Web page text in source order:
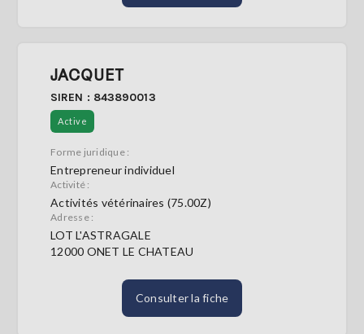
JACQUET
SIREN : 843890013
Active
Forme juridique :
Entrepreneur individuel
Activité :
Activités vétérinaires (75.00Z)
Adresse :
LOT L'ASTRAGALE
12000 ONET LE CHATEAU
Consulter la fiche